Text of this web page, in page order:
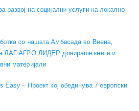
развој на социјални услуги на локално
со нашата Амбасада во Виена,
ЛАГ АГРО ЛИДЕР донираше книги и
материјали
Easy – Проект кој обединува 7 европски